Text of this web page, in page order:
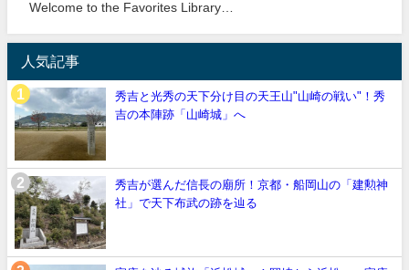
Welcome to the Favorites Library…
人気記事
秀吉と光秀の天下分け目の天王山"山崎の戦い"！秀
吉の本陣跡「山崎城」へ
秀吉が選んだ信長の廟所！京都・船岡山の「建勲神
社」で天下布武の跡を辿る